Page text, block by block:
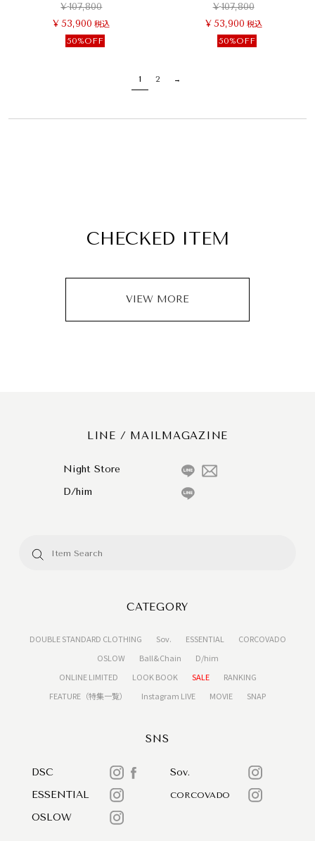
¥107,800
¥ 53,900 税込
50%OFF
¥107,800
¥ 53,900 税込
50%OFF
1 2
CHECKED ITEM
VIEW MORE
LINE / MAILMAGAZINE
Night Store
D/him
CATEGORY
DOUBLE STANDARD CLOTHING Sov. ESSENTIAL
CORCOVADO
OSLOW
Ball&Chain
D/him
ONLINE LIMITED
LOOK BOOK SALE
RANKING
FEATURE（特集一覧）
Instagram LIVE MOVIE SNAP
SNS
DSC
Sov.
ESSENTIAL
CORCOVADO
OSLOW